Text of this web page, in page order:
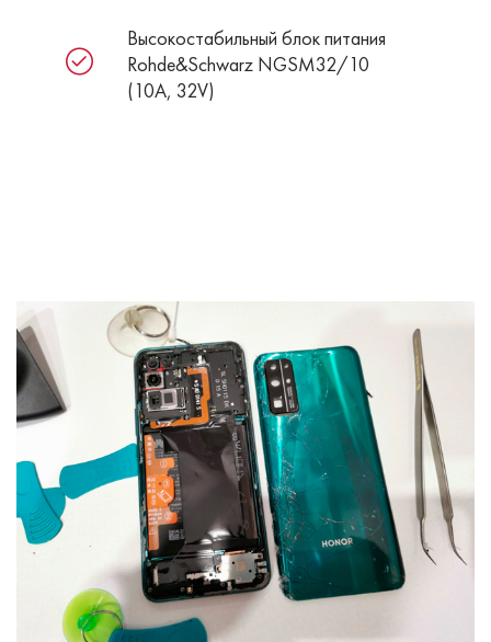
Высокостабильный блок питания
Rohde&Schwarz NGSM32/10
(10А, 32V)